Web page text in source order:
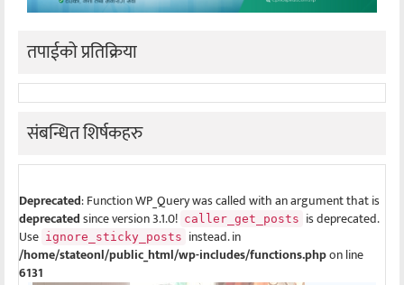
तपाईको प्रतिक्रिया
संबन्धित शिर्षकहरु
Deprecated: Function WP_Query was called with an argument that is
deprecatedsince version 3.1.0! caller_get_posts is deprecated.
Use ignore_sticky_posts instead. in
/home/stateonl/public_html/wp-includes/functions.phpon line
6131